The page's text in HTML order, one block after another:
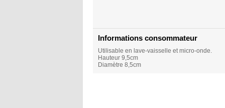
Informations consommateur
Utilisable en lave-vaisselle et micro-onde.
Hauteur 9,5cm
Diamètre 8,5cm